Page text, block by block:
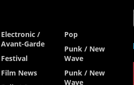
Electronic /
Avant-Garde
Festival
Film News
Pop
Punk / New
Wave
Punk / New
Wave